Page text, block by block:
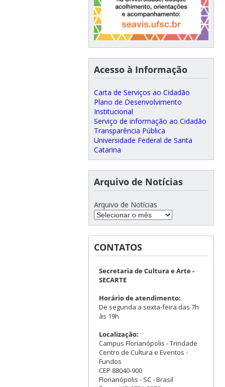
Acesso à Informação
Carta de Serviços ao Cidadão
Plano de Desenvolvimento
Institucional
Serviço de informação ao Cidadão
Transparência Pública
Universidade Federal de Santa
Catarina
Arquivo de Notícias
Arquivo de Notícias
CONTATOS
Secretaria de Cultura e Arte -
SECARTE
Horário de atendimento:
De segunda a sexta-feira das 7h
às 19h
Localização:
Campus Florianópolis - Trindade
Centro de Cultura e Eventos -
Fundos
CEP 88040-900
Florianópolis - SC - Brasil